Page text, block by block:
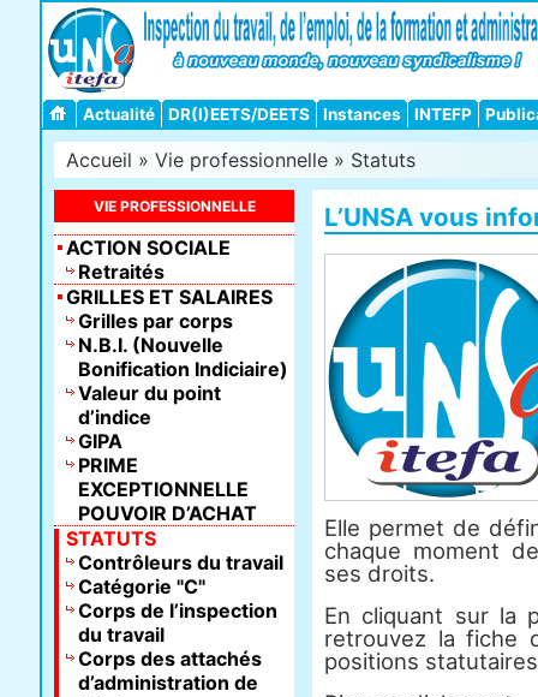
Actualité DR(I)EETS/DEETS Instances INTEFP
Accueil » Vie professionnelle » Statuts
L’UNSA vous
Elle permet de
chaque moment
ses droits.
En cliquant sur la
retrouvez la fiche
positions
VIE PROFESSIONNELLE
ACTION SOCIALE
Retraités
GRILLES ET SALAIRES
Grilles par corps
N.B.I. (Nouvelle
Bonification Indiciaire)
Valeur du point
d’indice
GIPA
PRIME
EXCEPTIONNELLE
POUVOIR D’ACHAT
STATUTS
Contrôleurs du travail
Catégorie "C"
Corps de l’inspection
du travail
Corps des attachés
d’administration de